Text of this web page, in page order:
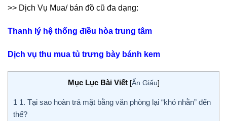
>> Dịch Vụ Mua/ bán đồ cũ đa dạng:
Thanh lý hệ thống điều hòa trung tâm
Dịch vụ thu mua tủ trưng bày bánh kem
Mục Lục Bài Viết [Ẩn Giấu]
1 1. Tại sao hoàn trả mặt bằng văn phòng lại “khó nhằn” đến
thế?